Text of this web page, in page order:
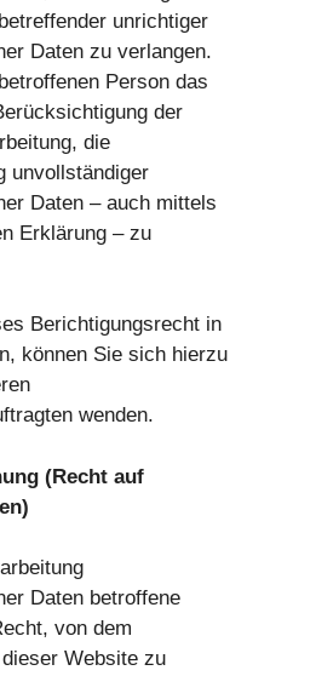
unrichtiger
Daten zu verlangen.
Person das
der
die
unvollständiger
Daten – auch mittels
Erklärung – zu
Berichtigungsrecht in
können Sie sich hierzu
wenden.
(Recht auf
Daten betroffene
von dem
Website zu